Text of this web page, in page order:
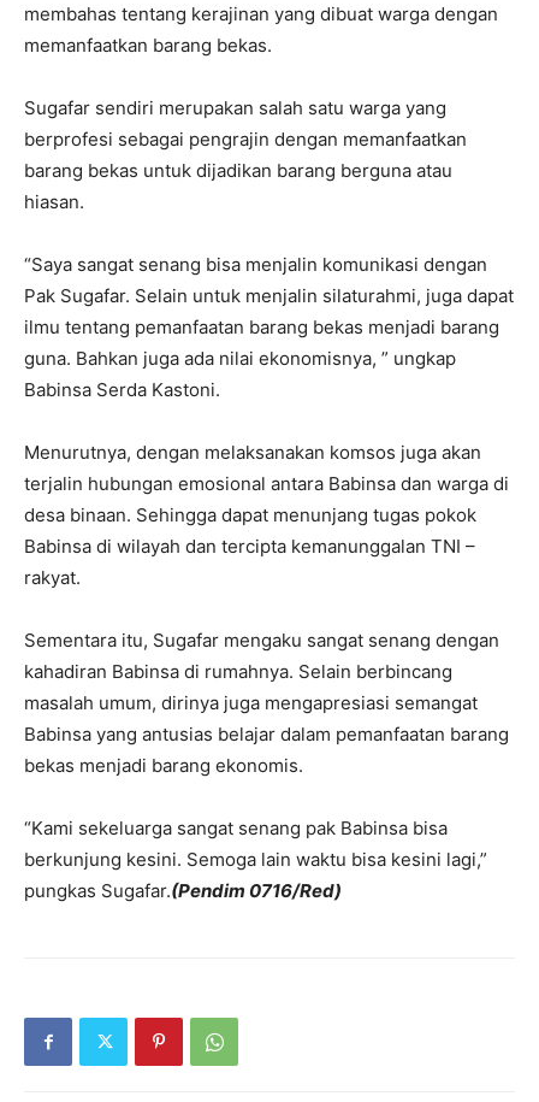
membahas tentang kerajinan yang dibuat warga dengan
memanfaatkan barang bekas.
Sugafar sendiri merupakan salah satu warga yang
berprofesi sebagai pengrajin dengan memanfaatkan
barang bekas untuk dijadikan barang berguna atau
hiasan.
“Saya sangat senang bisa menjalin komunikasi dengan
Pak Sugafar. Selain untuk menjalin silaturahmi, juga dapat
ilmu tentang pemanfaatan barang bekas menjadi barang
guna. Bahkan juga ada nilai ekonomisnya, ” ungkap
Babinsa Serda Kastoni.
Menurutnya, dengan melaksanakan komsos juga akan
terjalin hubungan emosional antara Babinsa dan warga di
desa binaan. Sehingga dapat menunjang tugas pokok
Babinsa di wilayah dan tercipta kemanunggalan TNI –
rakyat.
Sementara itu, Sugafar mengaku sangat senang dengan
kahadiran Babinsa di rumahnya. Selain berbincang
masalah umum, dirinya juga mengapresiasi semangat
Babinsa yang antusias belajar dalam pemanfaatan barang
bekas menjadi barang ekonomis.
“Kami sekeluarga sangat senang pak Babinsa bisa
berkunjung kesini. Semoga lain waktu bisa kesini lagi,”
pungkas Sugafar.(Pendim 0716/Red)